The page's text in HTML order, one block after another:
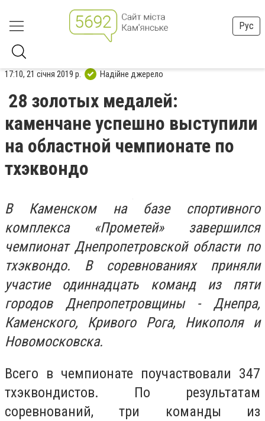
Рус
17:10, 21 січня 2019 р. Надійне джерело
28 золотых медалей:
каменчане успешно выступили
на областной чемпионате по
тхэквондо
В Каменском на базе спортивного
комплекса «Прометей» завершился
чемпионат Днепропетровской области по
тхэквондо. В соревнованиях приняли
участие одиннадцать команд из пяти
городов Днепропетровщины - Днепра,
Каменского, Кривого Рога, Никополя и
Новомосковска.
Всего в чемпионате поучаствовали 347
тхэквондистов. По результатам
соревнований, три команды из